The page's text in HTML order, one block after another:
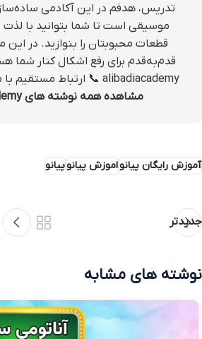
تدریس، هدفم در این آکادمی
موسیقی است تا شما بتوانید با لذت
قطعات محبوبتان را بنوازید. در
قدم‌به‌قدم برای رفع اشکال کنار شما
alibadiacademy 📞 ارتباط مستقیم با مدرس: ۰۹۱۲۸۵۱۹۹۲۹»
مشاهده همه نوشته های alibadiacademy
آموزش رایگان پیانواموزش پیانوپیانو
جدیدتر
نوشته های مشابه